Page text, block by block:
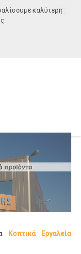
καλύτερη
MENU
Κοπτικά Εργαλεία